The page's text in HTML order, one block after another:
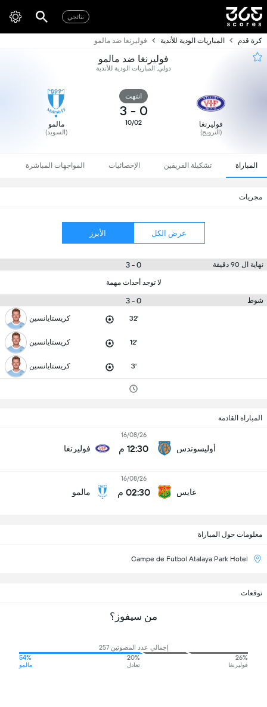
نتائجي
كرة قدم المباريات الودية للأندية فوليرنغا ضد مالمو
فوليرنغا ضد مالمو
دولي, المباريات الودية للأندية
فوليرنغا
(النرويج)
انتهت
0
-
3
10/02 مالمو
(السويد)
المباراة تشكيلة الفريقين الإحصائيات المواجهات المباشرة
مجريات
عرض الكل الأبرز
نهاية ال 90 دقيقة 0 - 3
لا توجد أحداث مهمة
شوط 0 - 3
32' كريستايانسين
12' كريستايانسين
3' كريستايانسين
المباراة القادمة
أوليسوندس
16/08/26
12:30 م فوليرنغا
غايس
16/08/26
02:30 م مالمو
معلومات حول المباراة
Campe de Futbol Atalaya Park Hotel
توقعات
من سيفوز؟
إجمالي عدد المصوتين 257
26%
فوليرنغا
20%
تعادل
54%
مالمو